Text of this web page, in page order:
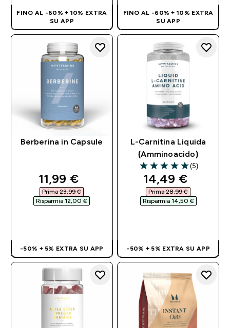
FINO AL -60% + 10% EXTRA
SU APP
FINO AL -60% + 10% EXTRA
SU APP
Berberina in Capsule
discounted price
11,99 €‎
Prima 23,99 €‎
Risparmia 12,00 €‎
-50% + 5% EXTRA SU APP
L-Carnitina Liquida
(Amminoacido)
5 out of 5 stars
(5)
discounted
14,49 €‎
Prima 28,99 €‎
Risparmia 14,50 €‎
-50% + 5% EXTRA SU APP